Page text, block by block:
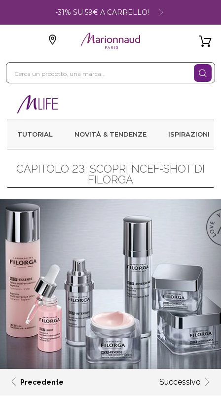
-31% SU 59€ A CARRELLO!
TUTORIAL NOVITÀ & TENDENZE ISPIRAZIONI
CAPITOLO 23: SCOPRI NCEF-SHOT DI
FILORGA
Precedente Successivo